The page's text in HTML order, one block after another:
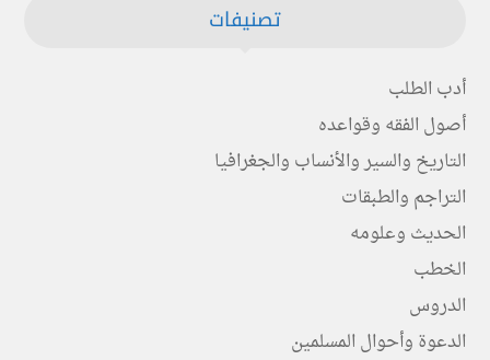
تصنيفات
أدب الطلب
أصول الفقه وقواعده
التاريخ والسير والأنساب والجغرافيا
التراجم والطبقات
الحديث وعلومه
الخطب
الدروس
الدعوة وأحوال المسلمين